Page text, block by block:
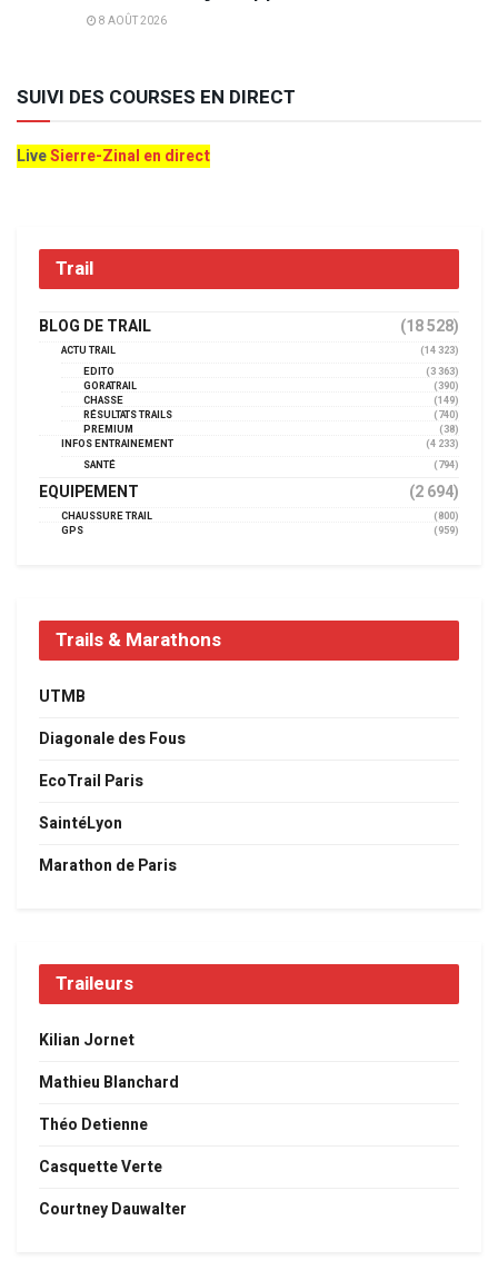
8 AOÛT 2026
SUIVI DES COURSES EN DIRECT
LiveSierre-Zinal en direct
Trail
BLOG DE TRAIL (18 528)
ACTU TRAIL
(14 323)
EDITO
(3 363)
GORATRAIL
(390)
CHASSE
(149)
RÉSULTATS TRAILS
(740)
PREMIUM
(38)
INFOS ENTRAINEMENT
(4 233)
SANTÉ
(794)
EQUIPEMENT (2 694)
CHAUSSURE TRAIL
(800)
GPS
(959)
Trails & Marathons
UTMB
Diagonale des Fous
EcoTrail Paris
SaintéLyon
Marathon de Paris
Traileurs
Kilian Jornet
Mathieu Blanchard
Théo Detienne
Casquette Verte
Courtney Dauwalter